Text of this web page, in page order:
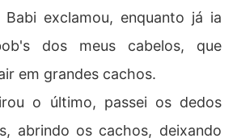
exclamou, enquanto já ia
dos meus cabelos, que
em grandes cachos.
o último, passei os dedos
abrindo os cachos, deixando